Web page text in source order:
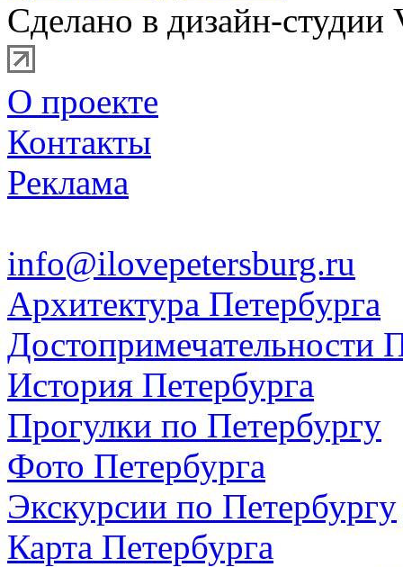
Сделано в дизайн-студии
О проекте
Контакты
Реклама
info@ilovepetersburg.ru
Архитектура Петербурга
Достопримечательности
История Петербурга
Прогулки по Петербургу
Фото Петербурга
Экскурсии по Петербургу
Карта Петербурга